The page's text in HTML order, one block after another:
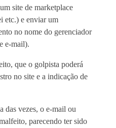
site de marketplace
etc.) e enviar um
no nome do gerenciador
e-mail).
que o golpista poderá
no site e a indicação de
das vezes, o e-mail ou
parecendo ter sido